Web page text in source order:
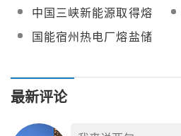
能技术
热项目化盐服务招标
中国三峡新能源取得熔
盐储罐基础及储热系统
专利，可同时兼顾保温
国能宿州热电厂熔盐储
最新评论